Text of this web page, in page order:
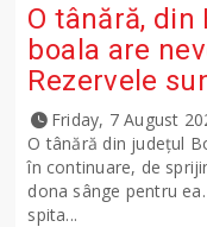
O tânără, din
boala are
Rezervele
Friday, 7 August
O tânără din județul
în continuare, de
dona sânge pentru
spita...